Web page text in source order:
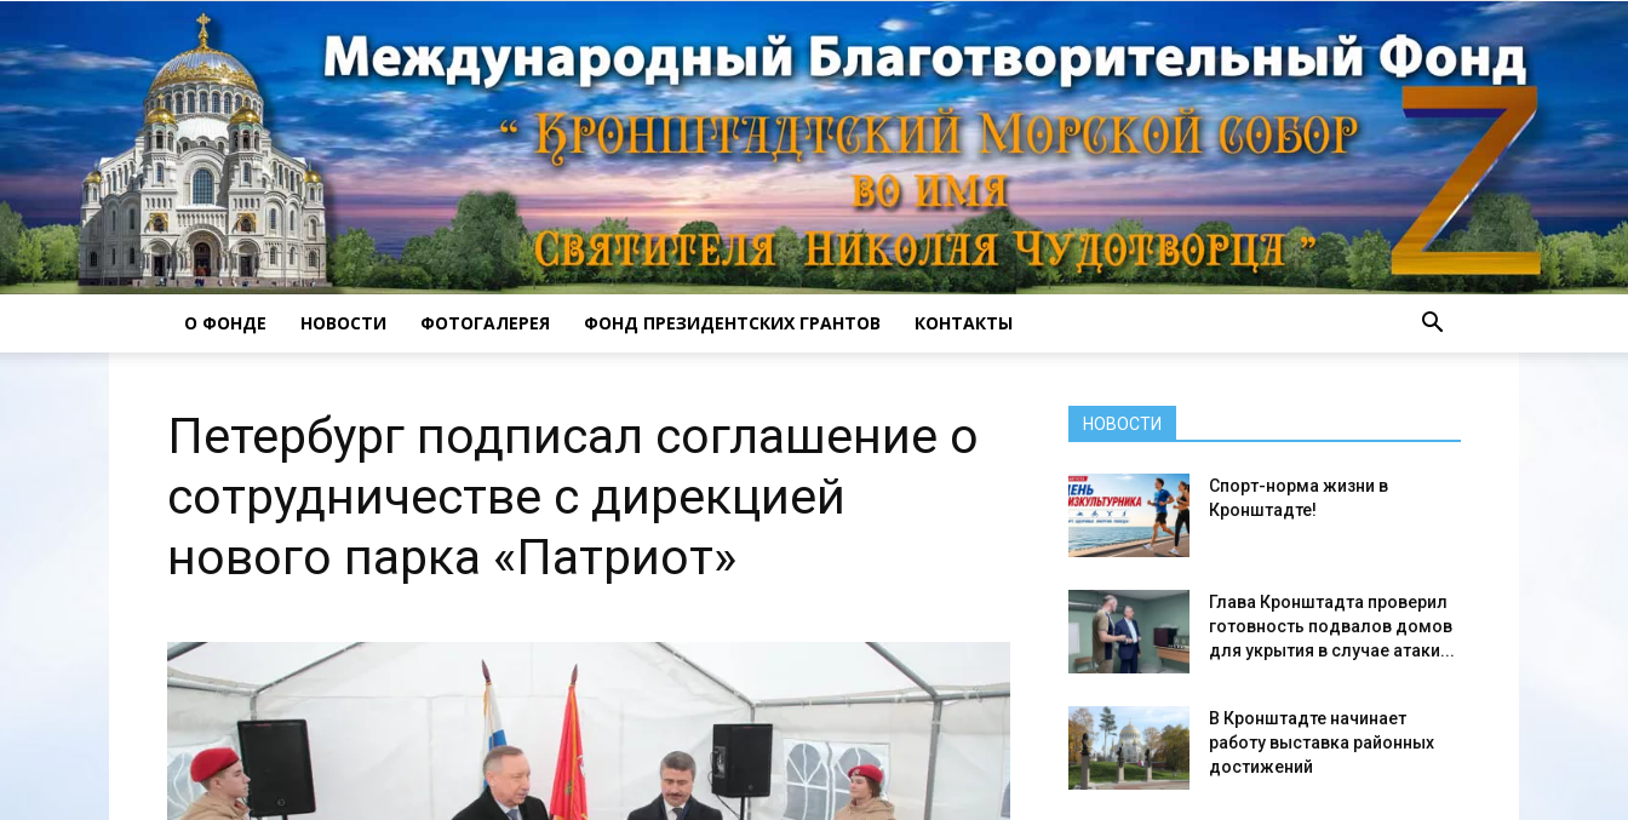
О ФОНДЕ НОВОСТИ ФОТОГАЛЕРЕЯ ФОНД ПРЕЗИДЕНТСКИХ ГРАНТОВ КОНТАКТЫ
Петербург подписал соглашение о
сотрудничестве с дирекцией
нового парка «Патриот»
НОВОСТИ
Спорт-норма жизни в
Кронштадте!
Глава Кронштадта проверил
готовность подвалов домов
для укрытия в случае атаки...
В Кронштадте начинает
работу выставка районных
достижений